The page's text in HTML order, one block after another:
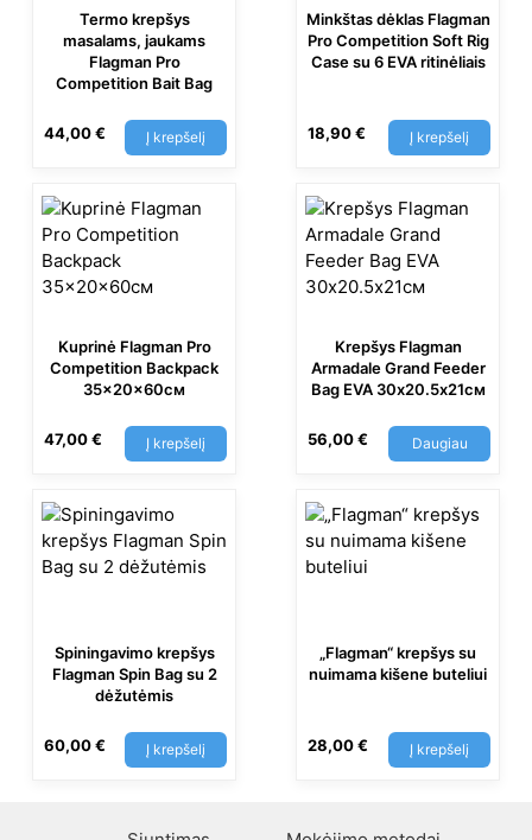
Termo krepšys
masalams, jaukams
Flagman Pro
Competition Bait Bag
44,00€ Į krepšelį
Minkštas dėklas Flagman
Pro Competition Soft Rig
Case su 6 EVA ritinėliais
18,90€ Į krepšelį
Kuprinė Flagman Pro
Competition Backpack
35x20x60см
47,00€ Į krepšelį
Krepšys Flagman
Armadale Grand Feeder
Bag EVA 30х20.5х21см
56,00€ Daugiau
Spiningavimo krepšys
Flagman Spin Bag su 2
dėžutėmis
60,00€ Į krepšelį
„Flagman“ krepšys su
nuimama kišene buteliui
28,00€ Į krepšelį